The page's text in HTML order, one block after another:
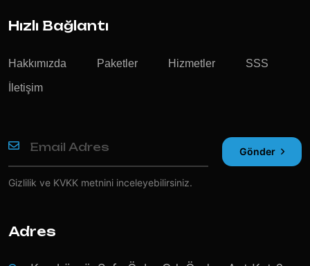
Hızlı Bağlantı
Hakkımızda Paketler Hizmetler SSS
İletişim
Gönder
Gizlilik ve KVKK metnini inceleyebilirsiniz.
Adres